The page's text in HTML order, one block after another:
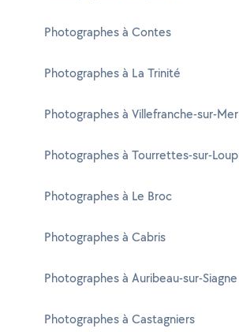
Photographes à Contes
Photographes à La Trinité
Photographes à Villefranche-sur-Mer
Photographes à Tourrettes-sur-Loup
Photographes à Le Broc
Photographes à Cabris
Photographes à Auribeau-sur-Siagne
Photographes à Castagniers